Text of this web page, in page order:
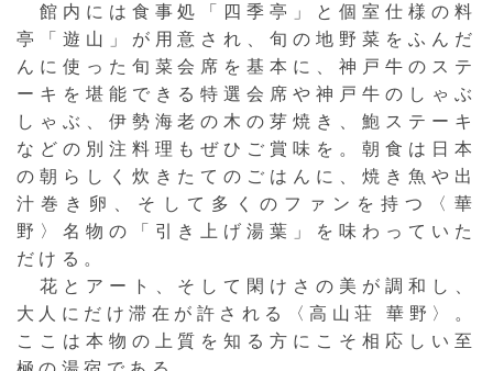
館内には食事処「四季亭」と個室仕様の料
亭「遊山」が用意され、旬の地野菜をふんだ
んに使った旬菜会席を基本に、神戸牛のステ
ーキを堪能できる特選会席や神戸牛のしゃぶ
しゃぶ、伊勢海老の木の芽焼き、鮑ステーキ
などの別注料理もぜひご賞味を。朝食は日本
の朝らしく炊きたてのごはんに、焼き魚や出
汁巻き卵、そして多くのファンを持つ〈華
野〉名物の「引き上げ湯葉」を味わっていた
だける。
花とアート、そして閑けさの美が調和し、
大人にだけ滞在が許される〈高山荘 華野〉。
ここは本物の上質を知る方にこそ相応しい至